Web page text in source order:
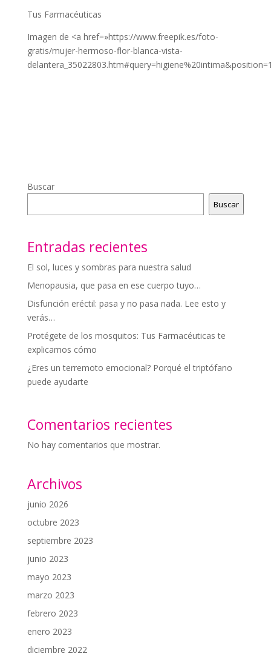
Tus Farmacéuticas
Imagen de <a href=»https://www.freepik.es/foto-
gratis/mujer-hermoso-flor-blanca-vista-
Buscar
Buscar
Entradas recientes
El sol, luces y sombras para nuestra salud
Menopausia, que pasa en ese cuerpo tuyo…
Disfunción eréctil: pasa y no pasa nada. Lee esto y
verás…
Protégete de los mosquitos: Tus Farmacéuticas te
explicamos cómo
¿Eres un terremoto emocional? Porqué el triptófano
puede ayudarte
Comentarios recientes
No hay comentarios que mostrar.
Archivos
junio 2026
octubre 2023
septiembre 2023
junio 2023
mayo 2023
marzo 2023
febrero 2023
enero 2023
diciembre 2022